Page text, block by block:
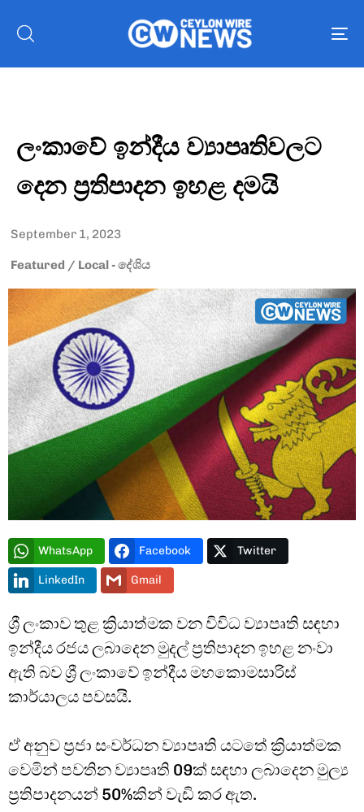
Type and hit enter
ලංකාවේ ඉන්දීය ව්‍යාපෘතිවලට
දෙන ප්‍රතිපාදන ඉහළ දමයි
September 1, 2023
Featured / Local - දේශිය
WhatsApp Facebook Twitter
LinkedIn Gmail
ශ්‍රී ලංකාව තුළ ක්‍රියාත්මක වන විවිධ ව්‍යාපෘති සඳහා
ඉන්දීය රජය ලබාදෙන මුදල් ප්‍රතිපාදන ඉහළ නංවා
ඇති බව ශ්‍රී ලංකාවේ ඉන්දීය මහකොමසාරිස්
කාර්යාලය පවසයි.
ඒ අනුව ප්‍රජා සංවර්ධන ව්‍යාපෘති යටතේ ක්‍රියාත්මක
වෙමින් පවතින ව්‍යාපෘති 09ක් සඳහා ලබාදෙන මුල්‍ය
ප්‍රතිපාදනයන් 50%කින් වැඩි කර ඇත.